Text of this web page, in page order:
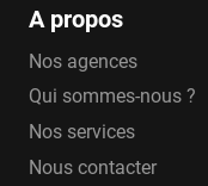
A propos
Nos agences
Qui sommes-nous ?
Nos services
Nous contacter